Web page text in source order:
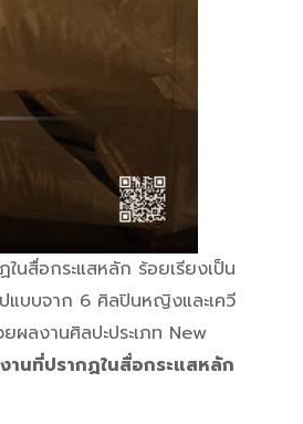
นสื่อกระแสหลัก ร้อยเรียงเป็น
แบบจาก 6 ศิลปินหญิงและเควี
ผลงานศิลปะประเภท New
นที่ปรากฏในสื่อกระแสหลัก